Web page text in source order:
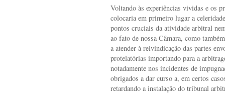
Voltando às experiências vividas e os
colocaria em primeiro lugar a
pontos cruciais da atividade arbitral
ao fato de nossa Câmara, como
a atender à reivindicação das partes
protelatórias importando para a
notadamente nos incidentes de
obrigados a dar curso a, em certos
retardando a instalação do tribunal